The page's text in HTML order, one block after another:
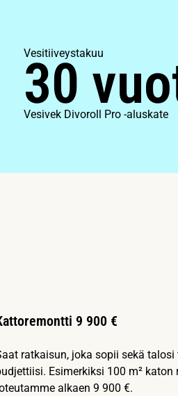
Vesitiiveystakuu
30
Vesivek Divoroll Pro -aluskate
9 900 €
ratkaisun, joka sopii sekä talosi
Esimerkiksi 100 m² katon
alkaen 9 900 €.